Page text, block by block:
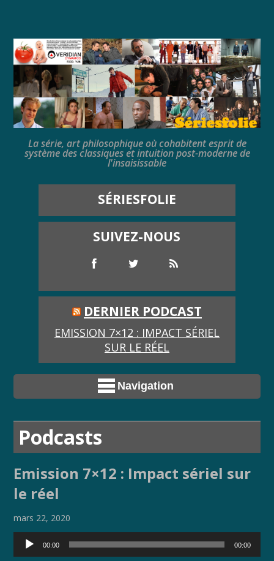
La série, art philosophique où cohabitent esprit de
système des classiques et intuition post-moderne de
l'insaisissable
SÉRIESFOLIE
SUIVEZ-NOUS
DERNIER PODCAST
EMISSION 7×12 : IMPACT SÉRIEL
SUR LE RÉEL
Navigation
Podcasts
Emission 7×12 : Impact sériel sur
le réel
mars 22, 2020
Lecteur
audio
00:00 00:00